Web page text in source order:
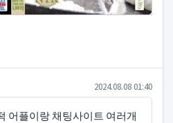
의 댓글 작성일
2024.08.08 01:40
어플이랑 채팅사이트 여러개